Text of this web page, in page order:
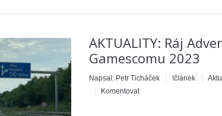
AKTUALITY: Ráj
Gamescomu 2023
Napsal: Petr Ticháček !článek
Komentovat